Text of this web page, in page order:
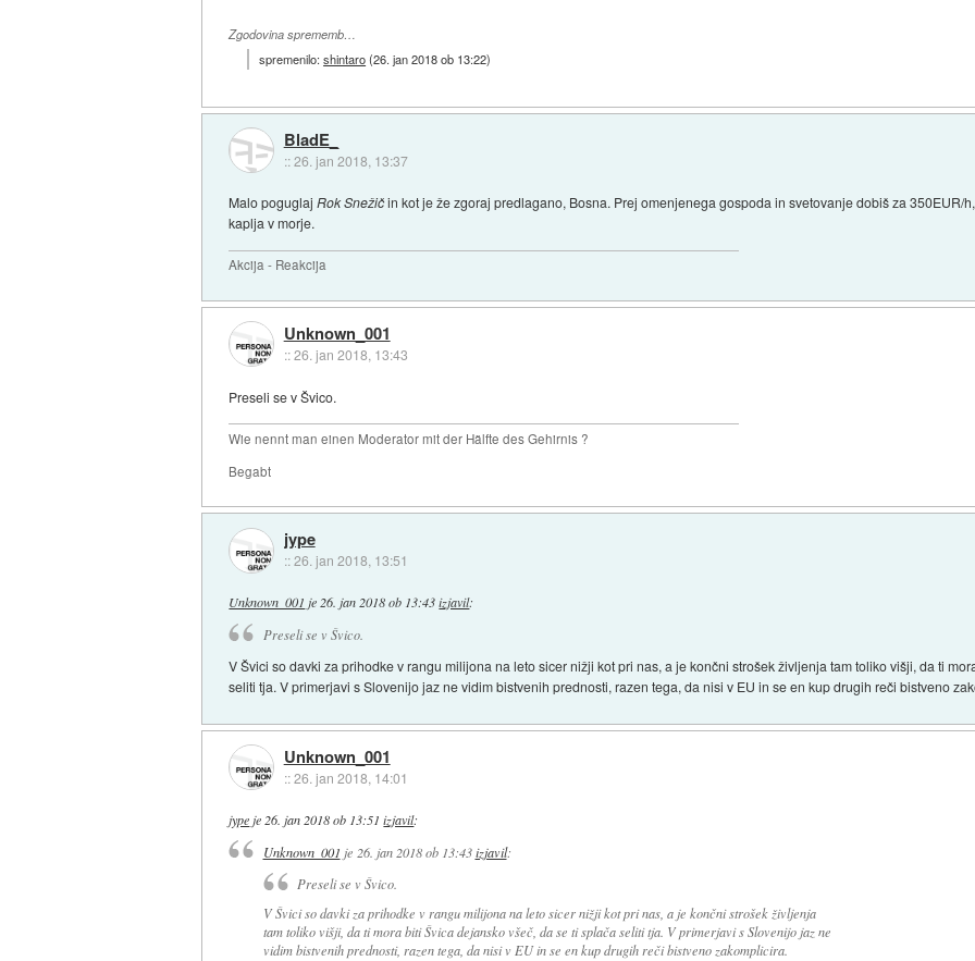
Zgodovina sprememb…
spremenilo:shintaro(26. jan 2018 ob 13:22)
BladE_
::26. jan 2018, 13:37
Malo poguglajRok Snežičin kot je že zgoraj predlagano, Bosna. Prej omenjenega gospoda in svetovanje dobiš za 350EUR/
kaplja v morje.
Akcija - Reakcija
Unknown_001
::26. jan 2018, 13:43
Preseli se v Švico.
Wie nennt man einen Moderator mit der Hälfte des Gehirnis ?
Begabt
jype
::26. jan 2018, 13:51
Unknown_001 je 26. jan 2018 ob 13:43 izjavil:
Preseli se v Švico.
V Švici so davki za prihodke v rangu milijona na leto sicer nižji kot pri nas, a je končni strošek življenja tam toliko višji, da ti
seliti tja. V primerjavi s Slovenijo jaz ne vidim bistvenih prednosti, razen tega, da nisi v EU in se en kup drugih reči bistveno
Unknown_001
::26. jan 2018, 14:01
jype je 26. jan 2018 ob 13:51 izjavil:
Unknown_001 je 26. jan 2018 ob 13:43 izjavil:
Preseli se v Švico.
V Švici so davki za prihodke v rangu milijona na leto sicer nižji kot pri nas, a je končni strošek življenja
tam toliko višji, da ti mora biti Švica dejansko všeč, da se ti splača seliti tja. V primerjavi s Slovenijo jaz ne
vidim bistvenih prednosti, razen tega, da nisi v EU in se en kup drugih reči bistveno zakomplicira.